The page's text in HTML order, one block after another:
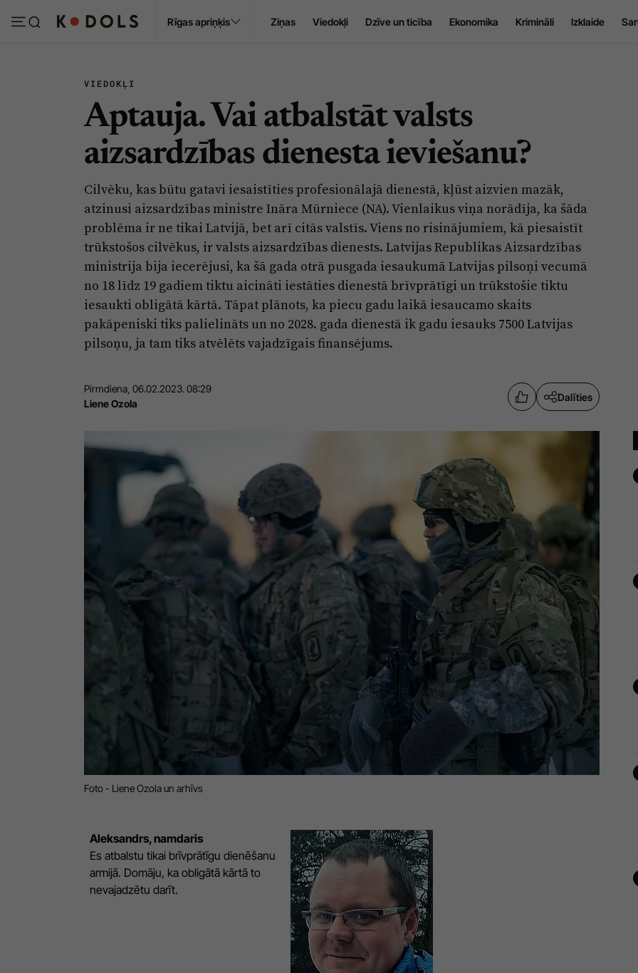
Rīgas apriņķis Ziņas Viedokļi Dzīve un ticība Ekonomika Krimināli Izklaide
VIEDOKĻI
Aptauja. Vai atbalstāt valsts
aizsardzības dienesta ieviešanu?
Cilvēku, kas būtu gatavi iesaistīties profesionālajā dienestā, kļūst aizvien mazāk,
atzinusi aizsardzības ministre Ināra Mūrniece (NA). Vienlaikus viņa norādīja, ka šāda
problēma ir ne tikai Latvijā, bet arī citās valstīs. Viens no risinājumiem, kā piesaistīt
trūkstošos cilvēkus, ir valsts aizsardzības dienests. Latvijas Republikas Aizsardzības
ministrija bija iecerējusi, ka šā gada otrā pusgada iesaukumā Latvijas pilsoņi vecumā
no 18 līdz 19 gadiem tiktu aicināti iestāties dienestā brīvprātīgi un trūkstošie tiktu
iesaukti obligātā kārtā. Tāpat plānots, ka piecu gadu laikā iesaucamo skaits
pakāpeniski tiks palielināts un no 2028. gada dienestā ik gadu iesauks 7500 Latvijas
pilsoņu, ja tam tiks atvēlēts vajadzīgais finansējums.
Pirmdiena, 06.02.2023. 08:29
Liene Ozola
Dalīties
Foto - Liene Ozola un arhīvs
Aleksandrs, namdaris
Es atbalstu tikai brīvprātīgu dienēšanu
armijā. Domāju, ka obligātā kārtā to
nevajadzētu darīt.